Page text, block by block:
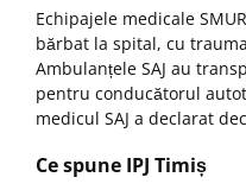
Echipajele medicale
bărbat la spital, cu
Ambulanțele SAJ au
pentru conducătorul
medicul SAJ a declarat
Ce spune IPJ Timiș